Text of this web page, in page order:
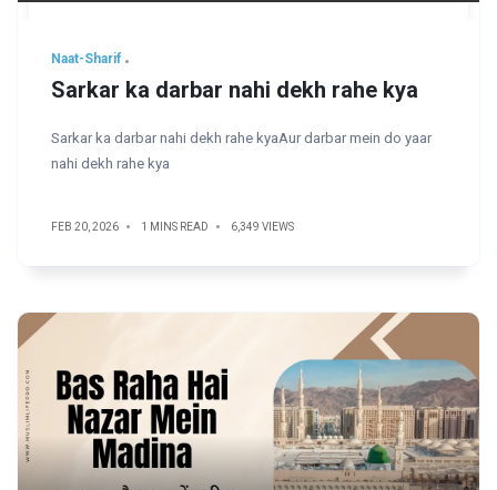
Naat-Sharif
Sarkar ka darbar nahi dekh rahe kya
Sarkar ka darbar nahi dekh rahe kyaAur darbar mein do yaar
nahi dekh rahe kya
FEB 20, 2026 1 MINS READ 6,349 VIEWS